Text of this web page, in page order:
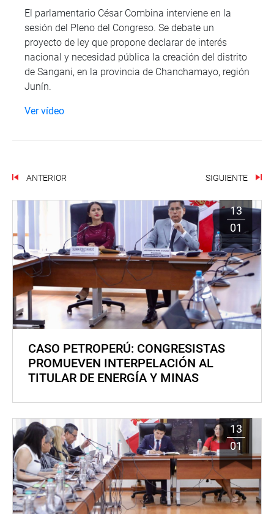
El parlamentario César Combina interviene en la
sesión del Pleno del Congreso. Se debate un
proyecto de ley que propone declarar de interés
nacional y necesidad pública la creación del distrito
de Sangani, en la provincia de Chanchamayo, región
Junín.
Ver vídeo
ANTERIOR SIGUIENTE
13
01
CASO PETROPERÚ: CONGRESISTAS
PROMUEVEN INTERPELACIÓN AL
TITULAR DE ENERGÍA Y MINAS
13
01